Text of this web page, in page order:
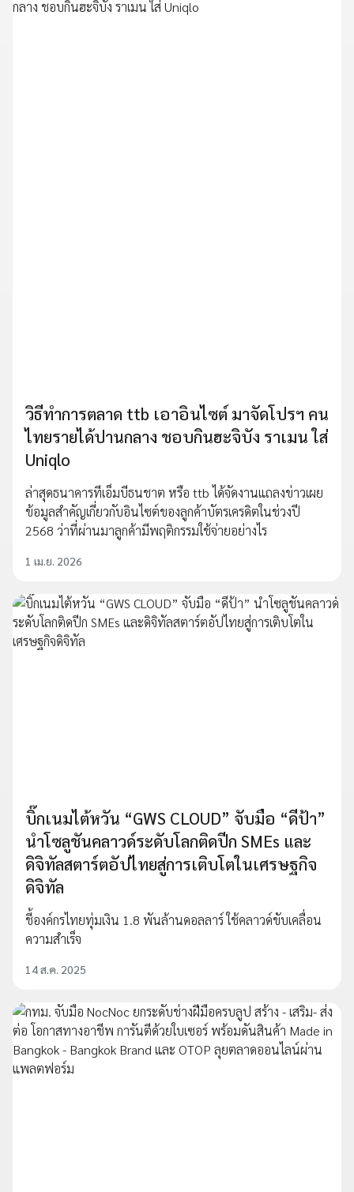
วิธีทำการตลาด ttb เอาอินไซต์ มาจัดโปรฯ คน
ไทยรายได้ปานกลาง ชอบกินฮะจิบัง ราเมน ใส่
Uniqlo
ล่าสุดธนาคารทีเอ็มบีธนชาต หรือ ttb ได้จัดงานแถลงข่าวเผย
ข้อมูลสำคัญเกี่ยวกับอินไซต์ของลูกค้าบัตรเครดิตในช่วงปี
2568 ว่าที่ผ่านมาลูกค้ามีพฤติกรรมใช้จ่ายอย่างไร
1 เม.ย. 2026
บิ๊กเนมไต้หวัน “GWS CLOUD” จับมือ “ดีป้า”
นำโซลูชันคลาวด์ระดับโลกติดปีก SMEs และ
ดิจิทัลสตาร์ตอัปไทยสู่การเติบโตในเศรษฐกิจ
ดิจิทัล
ชี้องค์กรไทยทุ่มเงิน 1.8 พันล้านดอลลาร์ ใช้คลาวด์ขับเคลื่อน
ความสำเร็จ
14 ส.ค. 2025